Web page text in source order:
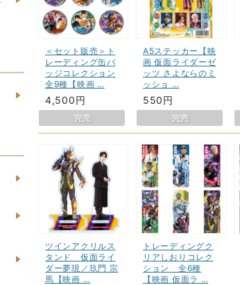
＜セット販売＞ト
レーディング缶バ
ッジコレクション
全9種【映画 …
4,500円
A5ステッカー【映
画 仮面ライダーゼ
ッツ さよならのミ
ッショ …
550円
ツインアクリルス
タンド 仮面ライ
ダー夢現／玖門 宗
馬【映画 …
トレーディングク
リアしおりコレク
ション 全6種
【映画 仮面ラ …